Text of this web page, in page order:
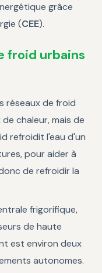
grâce
(CEE).
froid urbains
réseaux de froid
chaleur, mais de
refroidit l'eau d'un
pour aider à
de refroidir la
frigorifique,
de haute
est environ deux
autonomes.